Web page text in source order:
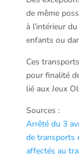
de même
à l’intérieur
enfants ou
Ces
pour finalité
lié aux Jeux
Sources :
Arrêté du 3
de transports
affectés au